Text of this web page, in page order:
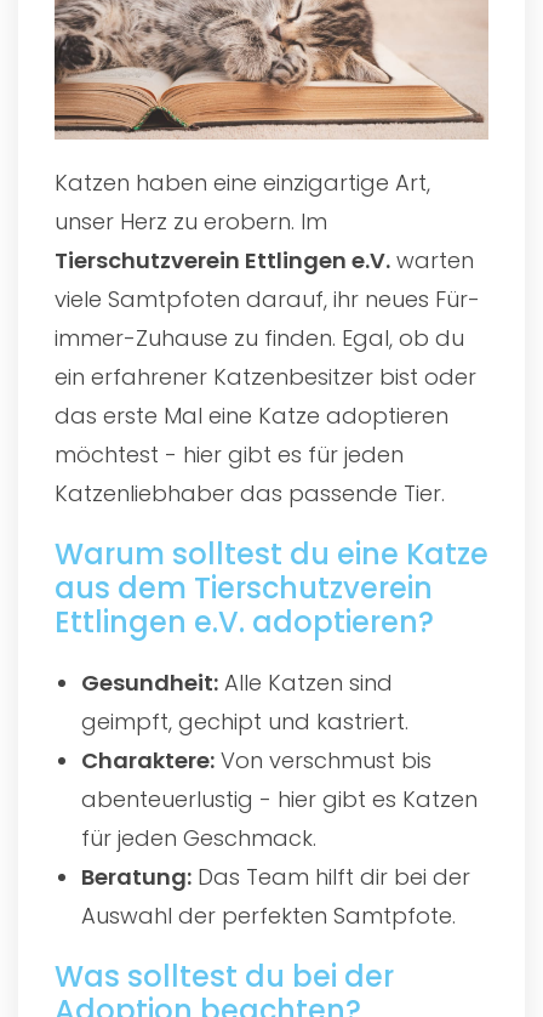
Katzen haben eine einzigartige Art,
unser Herz zu erobern. Im
Tierschutzverein Ettlingen e.V. warten
viele Samtpfoten darauf, ihr neues Für-
immer-Zuhause zu finden. Egal, ob du
ein erfahrener Katzenbesitzer bist oder
das erste Mal eine Katze adoptieren
möchtest - hier gibt es für jeden
Katzenliebhaber das passende Tier.
Warum solltest du eine Katze
aus dem Tierschutzverein
Ettlingen e.V. adoptieren?
Gesundheit: Alle Katzen sind
geimpft, gechipt und kastriert.
Charaktere: Von verschmust bis
abenteuerlustig - hier gibt es Katzen
für jeden Geschmack.
Beratung: Das Team hilft dir bei der
Auswahl der perfekten Samtpfote.
Was solltest du bei der